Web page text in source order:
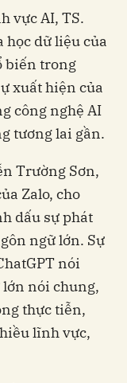
vực AI, TS.
học dữ liệu của
biến trong
xuất hiện của
công nghệ AI
tương lai gần.
Trường Sơn,
Zalo, cho
dấu sự phát
ngữ lớn. Sự
nói
nói chung,
thực tiễn,
lĩnh vực,